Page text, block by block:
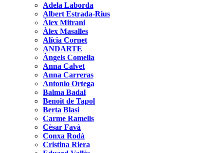
Adela Laborda
Albert Estrada-Rius
Àlex Mitrani
Àlex Masalles
Alícia Cornet
ANDARTE
Àngels Comella
Anna Calvet
Anna Carreras
Antonio Ortega
Balma Badal
Benoit de Tapol
Berta Blasi
Carme Ramells
Cèsar Favà
Conxa Rodà
Cristina Riera